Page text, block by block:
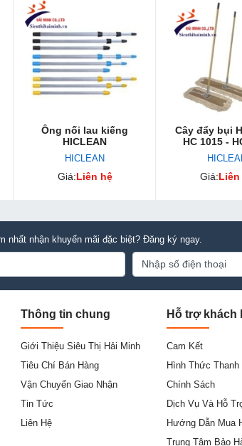
Ống nối lau kiếng
HICLEAN
HICLEAN
Giá:Liên hệ
Cây đẩy bụi
HC 1015 -
Giá:Liên
nhất nhận khuyến mãi đặc biệt? Đăng ký ngay.
Thông tin chung
Giới Thiệu Siêu Thị Hải Minh
Tiêu Chí Bán Hàng
Vận Chuyển Giao Nhận
Tin Tức
Liên Hệ
Hỗ trợ khách
Cam Kết
Hình Thức Thanh
Chính Sách
Dịch Vụ Và Hỗ
Hướng Dẫn Mua
Trung Tâm Bảo